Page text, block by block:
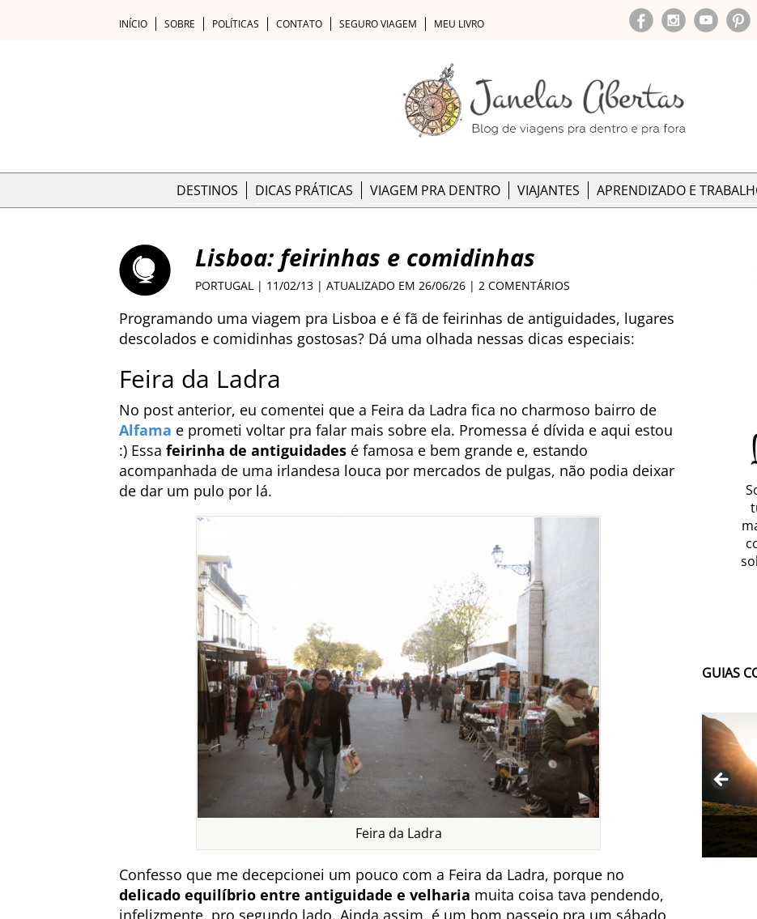
INÍCIO SOBRE POLÍTICAS CONTATO SEGURO VIAGEM MEU LIVRO
DESTINOS DICAS PRÁTICAS VIAGEM PRA DENTRO VIAJANTES APRENDIZADO E
Lisboa: feirinhas e comidinhas
PORTUGAL | 11/02/13 | ATUALIZADO EM 26/06/26 | 2 COMENTÁRIOS
Programando uma viagem pra Lisboa e é fã de feirinhas de antiguidades, lugares
descolados e comidinhas gostosas? Dá uma olhada nessas dicas especiais:
Feira da Ladra
No post anterior, eu comentei que a Feira da Ladra fica no charmoso bairro de
Alfama e prometi voltar pra falar mais sobre ela. Promessa é dívida e aqui estou
:) Essa feirinha de antiguidades é famosa e bem grande e, estando
acompanhada de uma irlandesa louca por mercados de pulgas, não podia deixar
de dar um pulo por lá.
Feira da Ladra
Confesso que me decepcionei um pouco com a Feira da Ladra, porque no
delicado equilíbrio entre antiguidade e velharia muita coisa tava pendendo,
GUIAS